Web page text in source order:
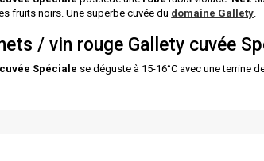
fruits noirs. Une superbe cuvée du domaine Gallety.
/ vin rouge Gallety cuvée
Spéciale se déguste à 15-16°C avec une terrine